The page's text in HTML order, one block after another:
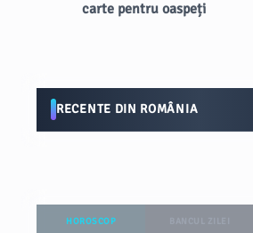
carte pentru oaspeți
RECENTE DIN ROMÂNIA
HOROSCOP